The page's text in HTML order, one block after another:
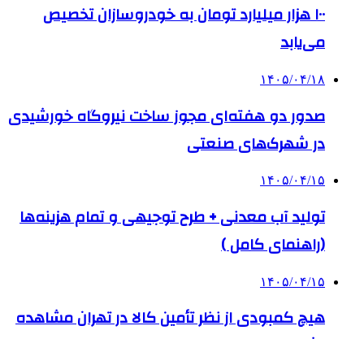
۱۰۰ هزار میلیارد تومان به خودروسازان تخصیص
می‌یابد
۱۴۰۵/۰۴/۱۸
صدور دو هفته‌ای مجوز ساخت نیروگاه خورشیدی
در شهرک‌های صنعتی
۱۴۰۵/۰۴/۱۵
تولید آب معدنی + طرح توجیهی و تمام هزینه‌ها
(راهنمای کامل )
۱۴۰۵/۰۴/۱۵
هیچ کمبودی از نظر تأمین کالا در تهران مشاهده